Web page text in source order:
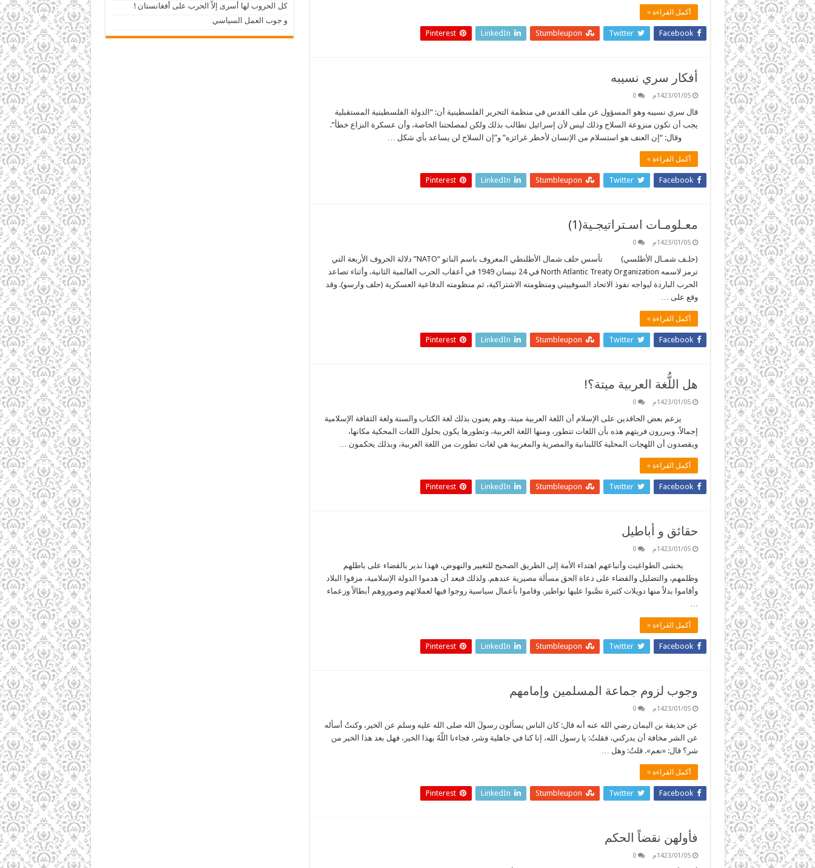
أكمل القراءة »
Facebook
Twitter
Stumbleupon
LinkedIn
Pinterest
أفكار سري نسيبه
1423/01/05م 0
قال سري نسيبه وهو المسؤول عن ملف القدس في منظمة التحرير الفلسطينية أن: “الدولة الفلسطينية المستقبلية
يجب أن تكون منزوعة السلاح وذلك ليس لأن إسرائيل تطالب بذلك ولكن لمصلحتنا الخاصة، وأن عسكرة النزاع خطأ”.
وقال: “إن العنف هو استسلام من الإنسان لأخطر غرائزه” و”إن السلاح لن يساعد بأي شكل …
أكمل القراءة »
Facebook
Twitter
Stumbleupon
LinkedIn
Pinterest
معـلومـات اسـتراتيجـية(1)
1423/01/05م 0
(حلـف شمـال الأطلسي) تأسس حلف شمال الأطلنطي المعروف باسم الناتو “NATO” دلالة الحروف الأربعة التي
ترمز لاسمه North Atlantic Treaty Organization في 24 نيسان 1949 في أعقاب الحرب العالمية الثانية، وأثناء تصاعد
الحرب الباردة ليواجه نفوذ الاتحاد السوفييتي ومنظومته الاشتراكية، ثم منظومته الدفاعية العسكرية (حلف وارسو). وقد
وقع على …
أكمل القراءة »
Facebook
Twitter
Stumbleupon
LinkedIn
Pinterest
هل اللُّغة العربية ميتة؟!
1423/01/05م 0
يزعم بعض الحاقدين على الإسلام أن اللغة العربية ميتة، وهم يعنون بذلك لغة الكتاب والسنة ولغة الثقافة الإسلامية
إجمالاً، ويبررون فريتهم هذه بأن اللغات تتطور، ومنها اللغة العربية، وتطورها يكون بحلول اللغات المحكية مكانها،
ويقصدون أن اللهجات المحلية كاللبنانية والمصرية والمغربية هي لغات تطورت من اللغة العربية، وبذلك يحكمون …
أكمل القراءة »
Facebook
Twitter
Stumbleupon
LinkedIn
Pinterest
حقائق و أباطيل
1423/01/05م 0
يخشى الطواغيت وأتباعهم اهتداء الأمة إلى الطريق الصحيح للتغيير والنهوض، فهذا نذير بالقضاء على باطلهم
وظلمهم، والتضليل والقضاء على دعاة الحق مسألة مصيرية عندهم. ولذلك فبعد أن هدموا الدولة الإسلامية، مزقوا البلاد
وأقاموا بدلاً منها دويلات كثيرة نصَّبوا عليها نواطير. وقاموا بأعمال سياسية روجوا فيها لعملائهم وصوروهم أبطالاً وزعماء
أكمل القراءة »
Facebook
Twitter
Stumbleupon
LinkedIn
Pinterest
وجوب لزوم جماعة المسلمين وإمامهم
1423/01/05م 0
عن حذيفة بن اليمان رضي الله عنه أنه قال: كان الناس يسألون رسولَ الله صلى الله عليه وسلم عن الخير، وكنتُ أسأله
عن الشر مخافة أن يدركني، فقلتُ: يا رسول الله، إنا كنا في جاهلية وشر، فجاءنا اللّهُ بهذا الخير، فهل بعد هذا الخير من
شر؟ قال: «نعم». قلتُ: وهل …
أكمل القراءة »
Facebook
Twitter
Stumbleupon
LinkedIn
Pinterest
فأولهن نقضاً الحكم
1423/01/05م 0
كل الحروب لها أسرى إلاّ الحرب على أفغانستان !
و جوب العمل السياسي